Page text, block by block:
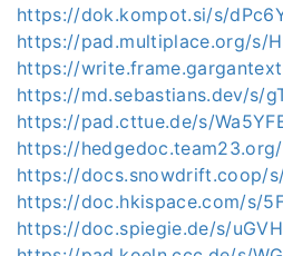
https://dok.kompot.si/s/
https://pad.multiplace.org/s/
https://
https://md.sebastians.dev/s/
https://pad.cttue.de/s/
https://hedgedoc.team23.org/
https://docs.snowdrift.coop/
https://doc.hkispace.com/s/
https://doc.spiegie.de/s/